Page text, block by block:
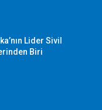
Lider Sivil
Biri